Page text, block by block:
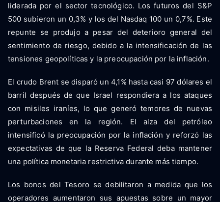
liderada por el sector tecnológico. Los futuros del S&P
500 subieron un 0,3% y los del Nasdaq 100 un 0,7%. Este
repunte se produjo a pesar del deterioro general del
sentimiento de riesgo, debido a la intensificación de las
tensiones geopolíticas y la preocupación por la inflación.
El crudo Brent se disparó un 4,1% hasta casi 97 dólares el
barril después de que Israel respondiera a los ataques
con misiles iraníes, lo que generó temores de nuevas
perturbaciones en la región. El alza del petróleo
intensificó la preocupación por la inflación y reforzó las
expectativas de que la Reserva Federal deba mantener
una política monetaria restrictiva durante más tiempo.
Los bonos del Tesoro se debilitaron a medida que los
operadores aumentaron sus apuestas sobre un mayor